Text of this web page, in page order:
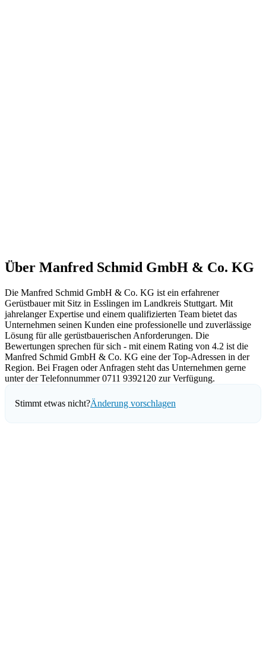
Über Manfred Schmid GmbH & Co. KG
Die Manfred Schmid GmbH & Co. KG ist ein erfahrener
Gerüstbauer mit Sitz in Esslingen im Landkreis Stuttgart. Mit
jahrelanger Expertise und einem qualifizierten Team bietet das
Unternehmen seinen Kunden eine professionelle und zuverlässige
Lösung für alle gerüstbauerischen Anforderungen. Die
Bewertungen sprechen für sich - mit einem Rating von 4.2 ist die
Manfred Schmid GmbH & Co. KG eine der Top-Adressen in der
Region. Bei Fragen oder Anfragen steht das Unternehmen gerne
unter der Telefonnummer 0711 9392120 zur Verfügung.
Stimmt etwas nicht?Änderung vorschlagen